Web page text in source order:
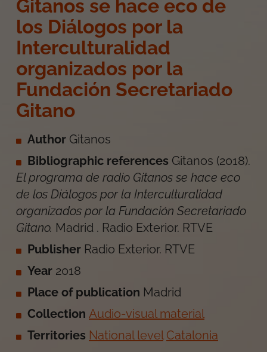
Gitanos se hace eco de
los Diálogos por la
Interculturalidad
organizados por la
Fundación Secretariado
Gitano
Author Gitanos
Bibliographic references Gitanos (2018).
El programa de radio Gitanos se hace eco
de los Diálogos por la Interculturalidad
organizados por la Fundación Secretariado
Gitano. Madrid . Radio Exterior. RTVE
Publisher Radio Exterior. RTVE
Year 2018
Place of publication Madrid
Collection Audio-visual material
Territories National level Catalonia